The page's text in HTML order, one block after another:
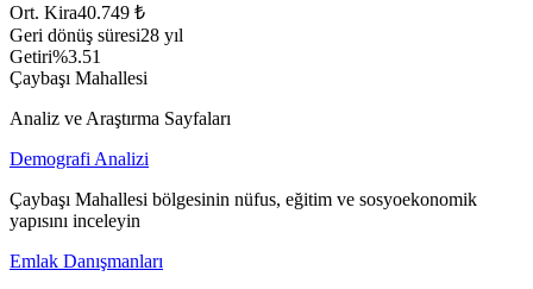
Ort. Kira40.749 ₺
Geri dönüş süresi28 yıl
Getiri%3.51
Çaybaşı Mahallesi
Analiz ve Araştırma Sayfaları
Demografi Analizi
Çaybaşı Mahallesi bölgesinin nüfus, eğitim ve sosyoekonomik
yapısını inceleyin
Emlak Danışmanları